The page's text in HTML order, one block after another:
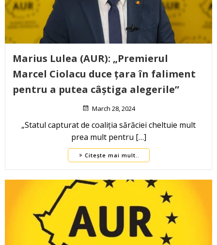
Marius Lulea (AUR): „Premierul
Marcel Ciolacu duce țara în faliment
pentru a putea câștiga alegerile”
March 28, 2024
„Statul capturat de coaliția sărăciei cheltuie mult
prea mult pentru […]
Citește mai mult..